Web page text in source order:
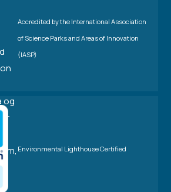
Accredited by the International Association
of Science Parks and Areas of Innovation
(IASP)
Environmental Lighthouse Certified